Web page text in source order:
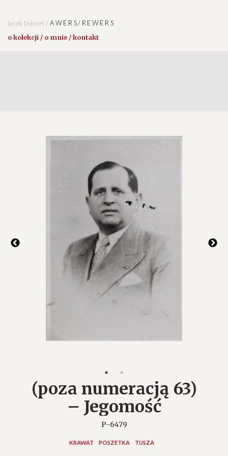
Jacek Dehnel /AWERS/REWERS
o kolekcji / o mnie / kontakt
(poza numeracją 63)
– Jegomość
P-6479
KRAWAT POSZETKA TUSZA